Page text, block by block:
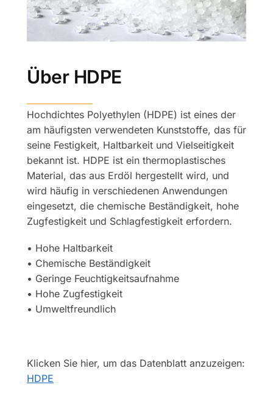
Über HDPE
Hochdichtes Polyethylen (HDPE) ist eines der
am häufigsten verwendeten Kunststoffe, das für
seine Festigkeit, Haltbarkeit und Vielseitigkeit
bekannt ist. HDPE ist ein thermoplastisches
Material, das aus Erdöl hergestellt wird, und
wird häufig in verschiedenen Anwendungen
eingesetzt, die chemische Beständigkeit, hohe
Zugfestigkeit und Schlagfestigkeit erfordern.
• Hohe Haltbarkeit
• Chemische Beständigkeit
• Geringe Feuchtigkeitsaufnahme
• Hohe Zugfestigkeit
• Umweltfreundlich
Klicken Sie hier, um das Datenblatt anzuzeigen:
HDPE